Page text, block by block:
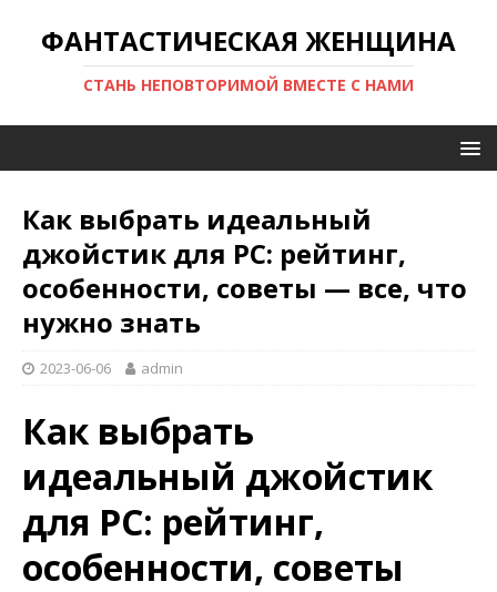
ФАНТАСТИЧЕСКАЯ ЖЕНЩИНА
СТАНЬ НЕПОВТОРИМОЙ ВМЕСТЕ С НАМИ
Как выбрать идеальный
джойстик для PC: рейтинг,
особенности, советы — все, что
нужно знать
2023-06-06 admin
Как выбрать
идеальный джойстик
для PC: рейтинг,
особенности, советы